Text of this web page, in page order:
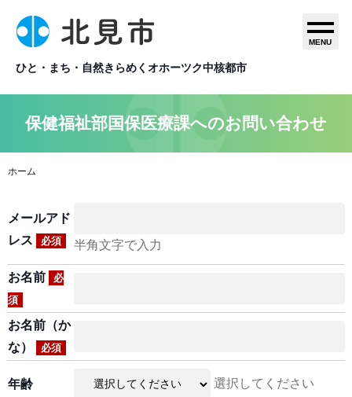
ひと・まち・自然きらめくオホーツク中核都市
MENU
保健福祉部国保医療課へのお問い合わせ
ホーム
メールアド
レス
必須 半角文字で入力
お名前
必
須
お名前（か
な）
必須
年齢 選択してください